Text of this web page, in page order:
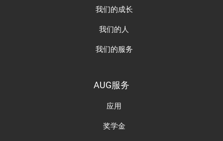
我们的成长
我们的人
我们的服务
AUG服务
应用
奖学金